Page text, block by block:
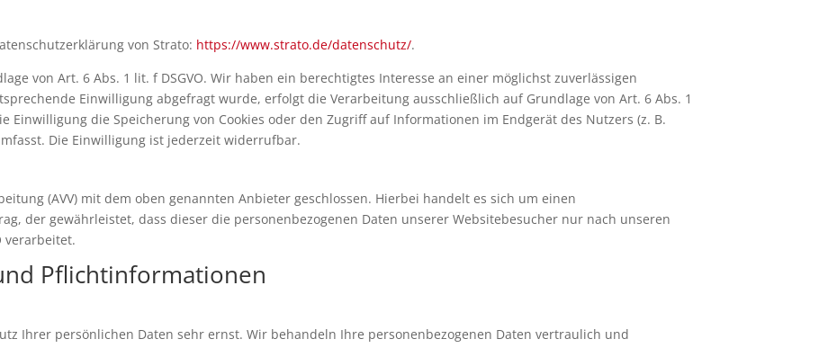
von Strato: https://www.strato.de/datenschutz/.
von Art. 6 Abs. 1 lit. f DSGVO. Wir haben ein berechtigtes Interesse an einer möglichst zuverlässigen
Einwilligung abgefragt wurde, erfolgt die Verarbeitung ausschließlich auf Grundlage von Art. 6 Abs. 1
Einwilligung die Speicherung von Cookies oder den Zugriff auf Informationen im Endgerät des Nutzers (z. B.
Die Einwilligung ist jederzeit widerrufbar.
(AVV) mit dem oben genannten Anbieter geschlossen. Hierbei handelt es sich um einen
der gewährleistet, dass dieser die personenbezogenen Daten unserer Websitebesucher nur nach unseren
verarbeitet.
Pflicht­informationen
Ihrer persönlichen Daten sehr ernst. Wir behandeln Ihre personenbezogenen Daten vertraulich und